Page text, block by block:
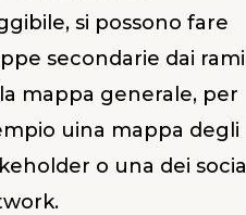
si possono fare
secondarie dai rami
mappa generale, per
uina mappa degli
o una dei social